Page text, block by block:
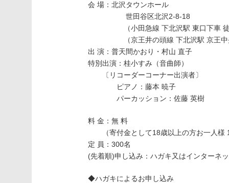
会 場：北沢タウンホール
世田谷区北沢2-8-18
（小田急線 下北沢駅 東口下車 徒
（京王井の頭線 下北沢駅 京王中央
出 演：普天間かおり・村山 直子
特別出演：桂小すみ（音曲師）
〔リコーダーコーナー出演者〕
ピアノ：藤本 暁子
パーカッション：佐藤 英樹
料 金：無 料
（寄付金として18歳以上の方お一人様
定 員：300名
(先着順)申し込み：ハガキ又はインターネッ
◆ハガキによるお申し込み